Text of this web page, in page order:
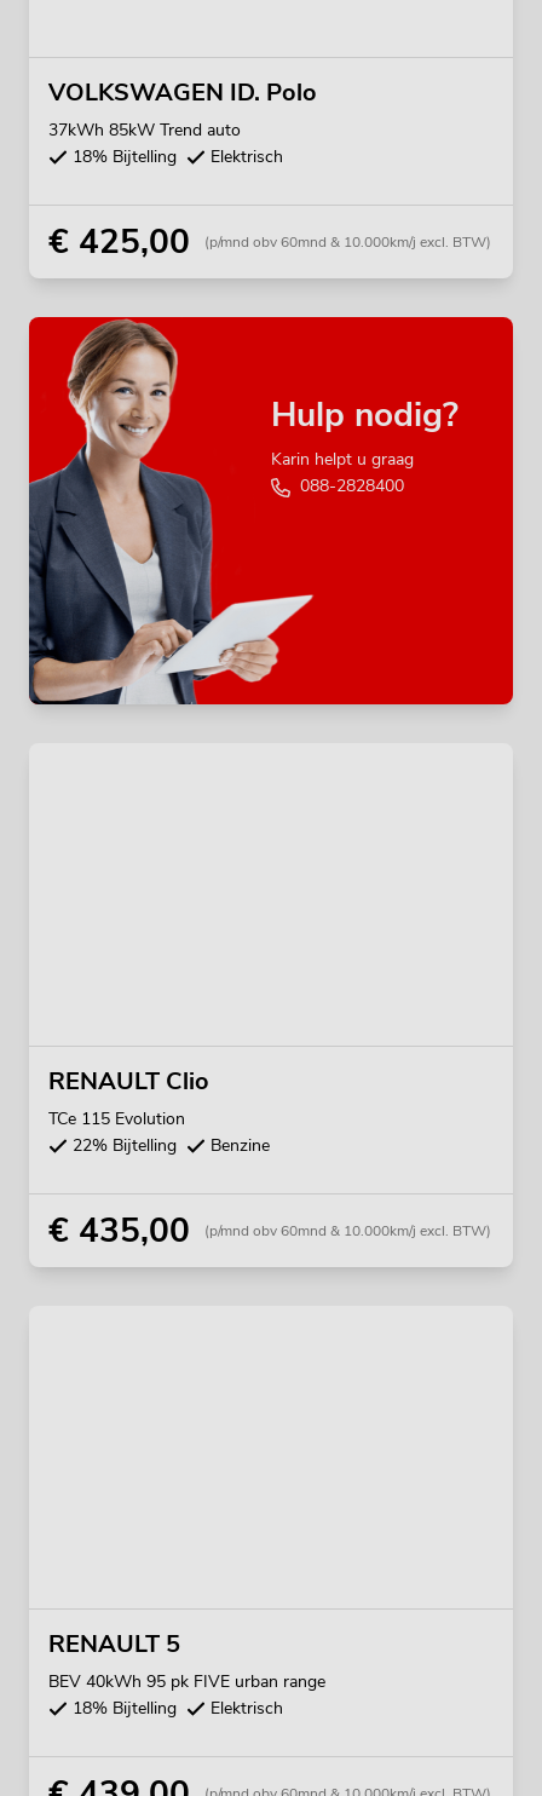
VOLKSWAGEN ID. Polo
37kWh 85kW Trend auto
18% Bijtelling
Elektrisch
€ 425,00 (p/mnd obv 60mnd & 10.000km/j excl. BTW)
Hulp nodig?
Karin helpt u graag
088-2828400
RENAULT Clio
TCe 115 Evolution
22% Bijtelling
Benzine
€ 435,00 (p/mnd obv 60mnd & 10.000km/j excl. BTW)
RENAULT 5
BEV 40kWh 95 pk FIVE urban range
18% Bijtelling
Elektrisch